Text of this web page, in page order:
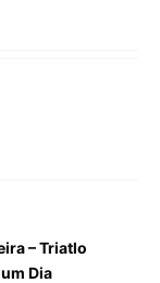
– Triatlo
Dia